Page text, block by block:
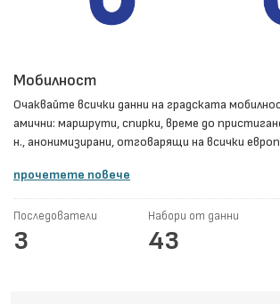
Мобилност
Очаквайте всички данни на градската
амични: маршрути, спирки, време до
н., анонимизирани, отговарящи на всички
прочетете повече
Последователи
3
Набори от данни
43